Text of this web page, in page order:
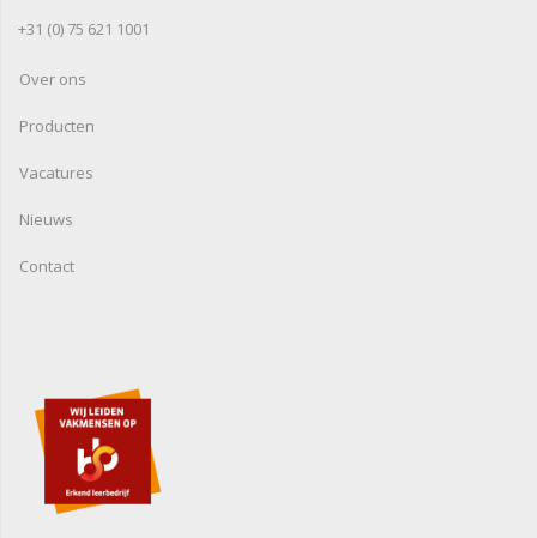
+31 (0) 75 621 1001
Over ons
Producten
Vacatures
Nieuws
Contact